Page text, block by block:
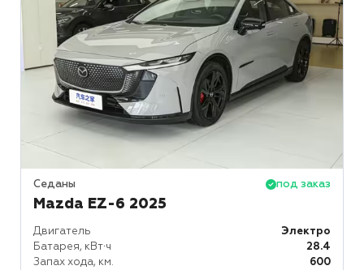
Седаны под заказ
Mazda EZ-6 2025
Двигатель
Электро
Батарея, кВт⋅ч
28.4
Запах хода, км.
600